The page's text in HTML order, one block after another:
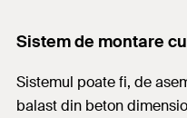
Sistem de montare
Sistemul poate fi, de
balast din beton